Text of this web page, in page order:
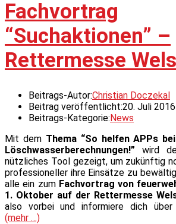
Fachvortrag
“Suchaktionen” –
Rettermesse Wels
Beitrags-Autor:Christian Doczekal
Beitrag veröffentlicht:20. Juli 2016
Beitrags-Kategorie:News
Mit demThema “So helfen APPs
Löschwasserberechnungen!” wird
nützliches Tool gezeigt, um zukünftig
professioneller ihre Einsätze zu
alle ein zum Fachvortrag von
1. Oktober auf der Rettermesse
also vorbei und informiere dich über
(mehr …)